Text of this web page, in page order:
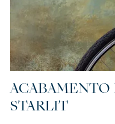
ACABAMENTO
STARLIT